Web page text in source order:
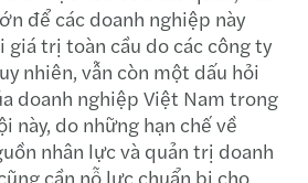
để các doanh nghiệp này
giá trị toàn cầu do các công ty
nhiên, vẫn còn một dấu hỏi
doanh nghiệp Việt Nam trong
này, do những hạn chế về
nhân lực và quản trị doanh
cần nỗ lực chuẩn bị cho